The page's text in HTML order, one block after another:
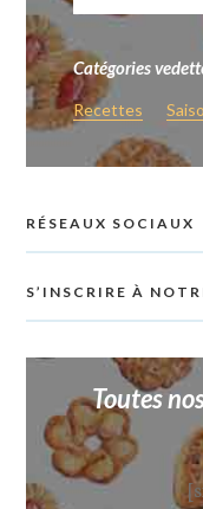
Catégories
Recettes
RÉSEAUX SOCIAUX
S’INSCRIRE À
Toutes